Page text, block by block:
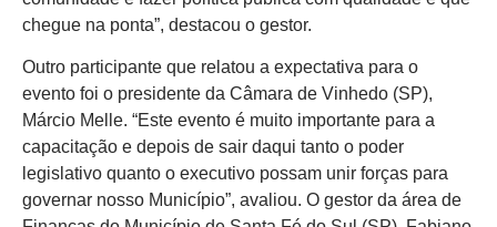
chegue na ponta”, destacou o gestor.
Outro participante que relatou a expectativa para o
evento foi o presidente da Câmara de Vinhedo (SP),
Márcio Melle. “Este evento é muito importante para a
capacitação e depois de sair daqui tanto o poder
legislativo quanto o executivo possam unir forças para
governar nosso Município”, avaliou. O gestor da área de